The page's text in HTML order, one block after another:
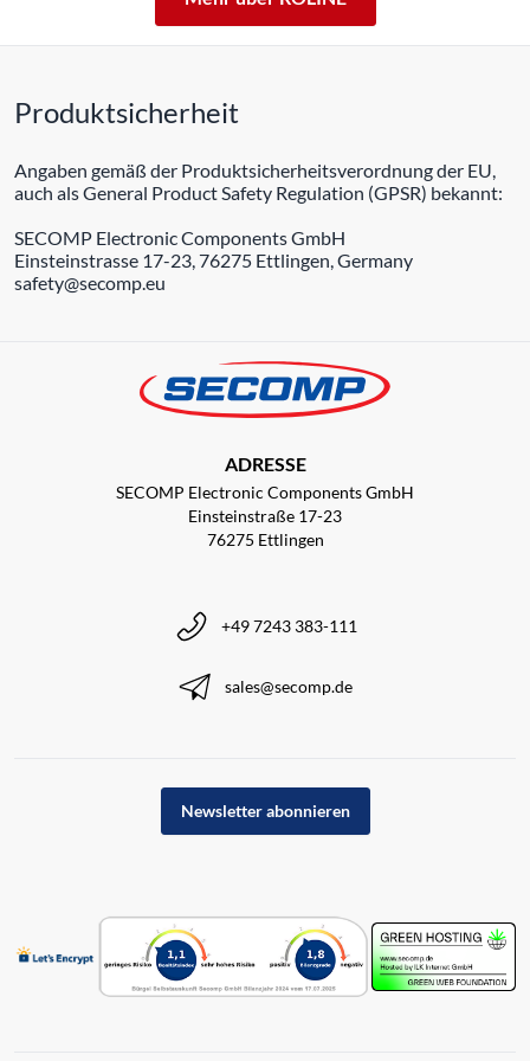
Produktsicherheit
Angaben gemäß der Produktsicherheitsverordnung der EU,
auch als General Product Safety Regulation (GPSR) bekannt:
SECOMP Electronic Components GmbH
Einsteinstrasse 17-23, 76275 Ettlingen, Germany
safety@secomp.eu
ADRESSE
SECOMP Electronic Components GmbH
Einsteinstraße 17-23
76275 Ettlingen
+49 7243 383-111
sales@secomp.de
Newsletter abonnieren